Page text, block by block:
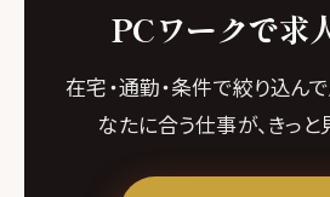
PCワークで求
在宅・通勤・条件で絞り込ん
なたに合う仕事が、きっと